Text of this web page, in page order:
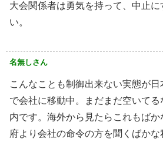
大会関係者は勇気を持って、中止に
い。
名無しさん
こんなことも制御出来ない実態が
で会社に移動中。まだまだ空いて
内です。海外から見たらこれもば
府より会社の命令の方を聞くばかな